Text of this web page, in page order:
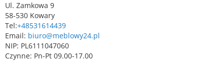
Ul. Zamkowa 9
58-530 Kowary
Tel:+48531614439
Email: biuro@meblowy24.pl
NIP: PL6111047060
Czynne: Pn-Pt 09.00-17.00